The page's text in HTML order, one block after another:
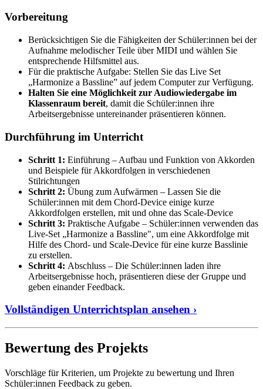
Vorbereitung
Berücksichtigen Sie die Fähigkeiten der Schüler:innen bei der
Aufnahme melodischer Teile über MIDI und wählen Sie
entsprechende Hilfsmittel aus.
Für die praktische Aufgabe: Stellen Sie das Live Set
„Harmonize a Bassline” auf jedem Computer zur Verfügung.
Halten Sie eine Möglichkeit zur Audiowiedergabe im
Klassenraum bereit, damit die Schüler:innen ihre
Arbeitsergebnisse untereinander präsentieren können.
Durchführung im Unterricht
Schritt 1: Einführung – Aufbau und Funktion von Akkorden
und Beispiele für Akkordfolgen in verschiedenen
Stilrichtungen
Schritt 2: Übung zum Aufwärmen – Lassen Sie die
Schüler:innen mit dem Chord-Device einige kurze
Akkordfolgen erstellen, mit und ohne das Scale-Device
Schritt 3: Praktische Aufgabe – Schüler:innen verwenden das
Live-Set „Harmonize a Bassline", um eine Akkordfolge mit
Hilfe des Chord- und Scale-Device für eine kurze Basslinie
zu erstellen.
Schritt 4: Abschluss – Die Schüler:innen laden ihre
Arbeitsergebnisse hoch, präsentieren diese der Gruppe und
geben einander Feedback.
Vollständigen Unterrichtsplan ansehen ›
Bewertung des Projekts
Vorschläge für Kriterien, um Projekte zu bewertung und Ihren
Schüler:innen Feedback zu geben.